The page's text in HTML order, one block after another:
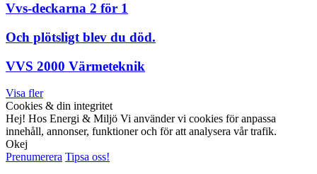
Vvs-deckarna 2 för 1
Och plötsligt blev du död.
VVS 2000 Värmeteknik
Visa fler
Cookies & din integritet
Hej! Hos Energi & Miljö Vi använder vi cookies för anpassa
innehåll, annonser, funktioner och för att analysera vår trafik.
Okej
Prenumerera Tipsa oss!